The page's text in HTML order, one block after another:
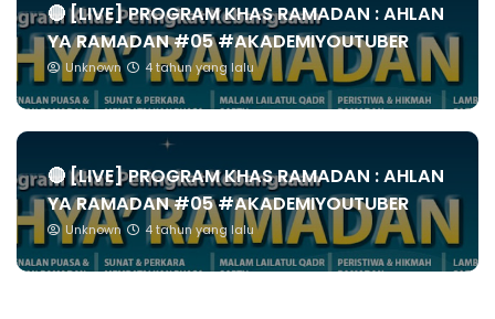
🔴 [LIVE] PROGRAM KHAS RAMADAN : AHLAN
YA RAMADAN #05 #AKADEMIYOUTUBER
Unknown 4 tahun yang lalu
🔴 [LIVE] PROGRAM KHAS RAMADAN : AHLAN
YA RAMADAN #05 #AKADEMIYOUTUBER
Unknown 4 tahun yang lalu